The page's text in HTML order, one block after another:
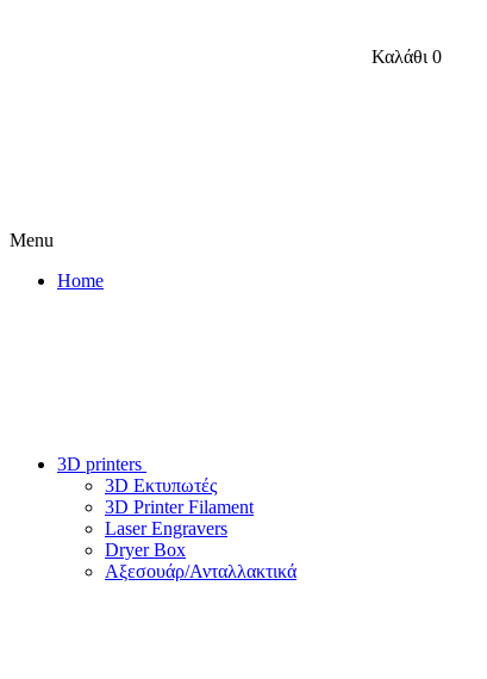
Καλάθι 0
Menu
Home
3D printers
3D Εκτυπωτές
3D Printer Filament
Laser Engravers
Dryer Box
Αξεσουάρ/Ανταλλακτικά